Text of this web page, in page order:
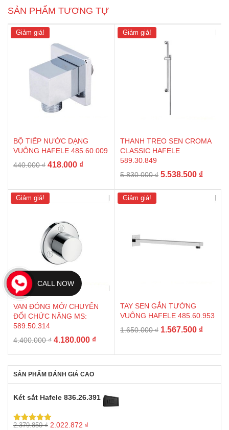
SẢN PHẨM TƯƠNG TỰ
Giảm giá!
BỘ TIẾP NƯỚC DẠNG
VUÔNG HAFELE 485.60.009
440.000₫ Giá
440.000 ₫.
418.000 ₫Giá
Giảm giá!
THANH TREO SEN CROMA
CLASSIC HAFELE
589.30.849
5.830.000₫ Giá
5.538.500 ₫Giá
Giảm giá!
VAN ĐÓNG MỞ/ CHUYỂN
ĐỔI CHỨC NĂNG MS:
589.50.314
4.400.000₫ Giá
4.400.000 ₫.
4.180.000 ₫Giá
4.180.000 ₫.
Giảm giá!
TAY SEN GẮN TƯỜNG
VUÔNG HAFELE 485.60.953
1.650.000₫ Giá
1.567.500 ₫Giá
SẢN PHẨM ĐÁNH GIÁ CAO
Két sắt Hafele 836.26.391
Được xếp
2.379.850₫ Giá
2.022.872 ₫
CALL NOW